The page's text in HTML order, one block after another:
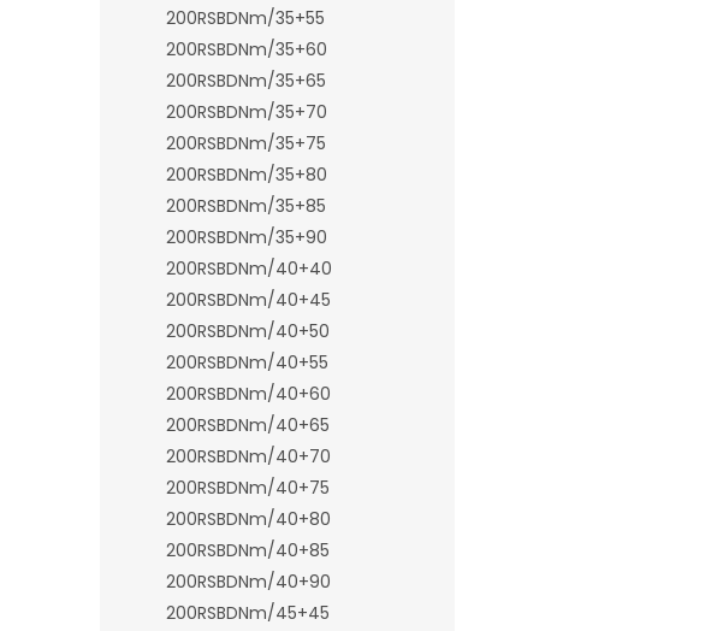
200RSBDNm/35+55
200RSBDNm/35+60
200RSBDNm/35+65
200RSBDNm/35+70
200RSBDNm/35+75
200RSBDNm/35+80
200RSBDNm/35+85
200RSBDNm/35+90
200RSBDNm/40+40
200RSBDNm/40+45
200RSBDNm/40+50
200RSBDNm/40+55
200RSBDNm/40+60
200RSBDNm/40+65
200RSBDNm/40+70
200RSBDNm/40+75
200RSBDNm/40+80
200RSBDNm/40+85
200RSBDNm/40+90
200RSBDNm/45+45